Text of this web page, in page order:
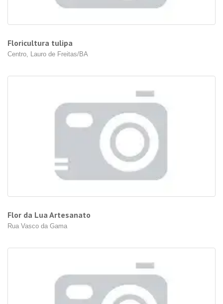
Floricultura tulipa
Centro, Lauro de Freitas/BA
Flor da Lua Artesanato
Rua Vasco da Gama